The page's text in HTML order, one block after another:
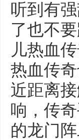
听到有
了也不
儿热血
热血传
近距离
响，传
的龙门阵